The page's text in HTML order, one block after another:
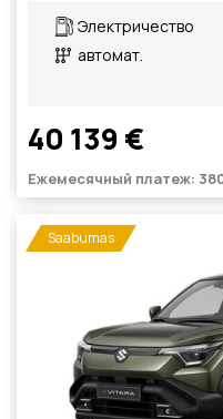
Электричество
автомат.
40 139 €
Ежемесячный платеж:
Saabumas